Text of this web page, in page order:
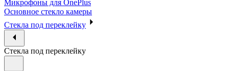
Микрофоны для OnePlus
Основное стекло камеры
Стекла под переклейку
Стекла под переклейку